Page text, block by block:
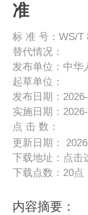
准
标 准 号：WS/T
替代情况：
发布单位：中华
起草单位：
发布日期：
实施日期：
点 击 数：
更新日期：
下载地址： 点击
下载点数：20点
内容摘要：